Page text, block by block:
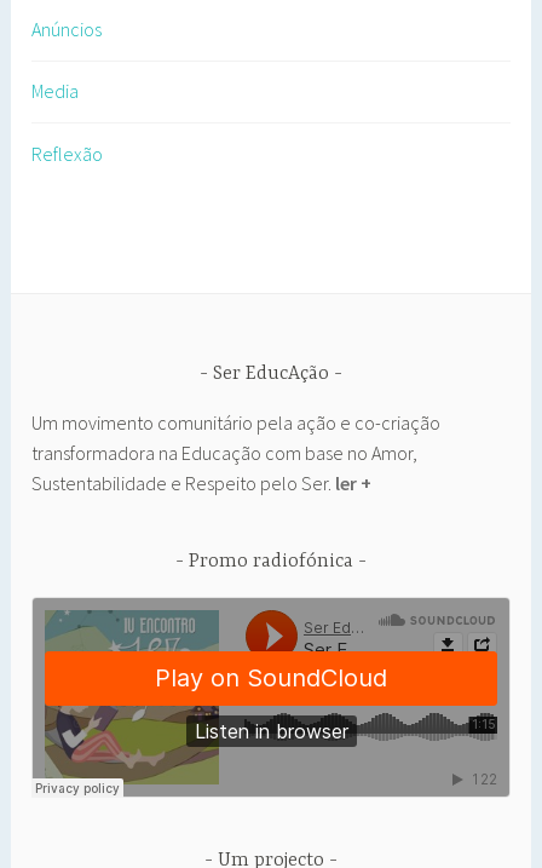
Anúncios
Media
Reflexão
Ser EducAção
Um movimento comunitário pela ação e co-criação
transformadora na Educação com base no Amor,
Sustentabilidade e Respeito pelo Ser. ler +
Promo radiofónica
Um projecto